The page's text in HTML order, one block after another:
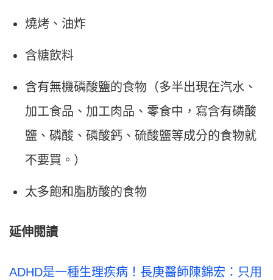
燒烤、油炸
含糖飲料
含有無機磷酸鹽的食物（多半出現在汽水、
加工食品、加工肉品、零食中，寫含有磷酸
鹽、磷酸、磷酸鈣、硫酸鹽等成分的食物就
不要買。）
太多飽和脂肪酸的食物
延伸閱讀
ADHD是一種生理疾病！長庚醫師陳錦宏：只用